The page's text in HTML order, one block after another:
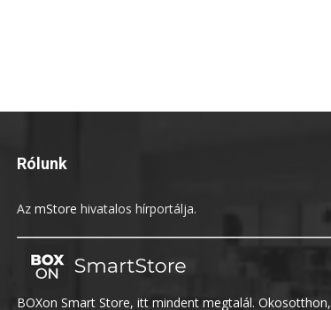
Rólunk
Az mStore hivatalos hírportálja.
BOXon Smart Store, itt mindent megtalál. Okosotthon,